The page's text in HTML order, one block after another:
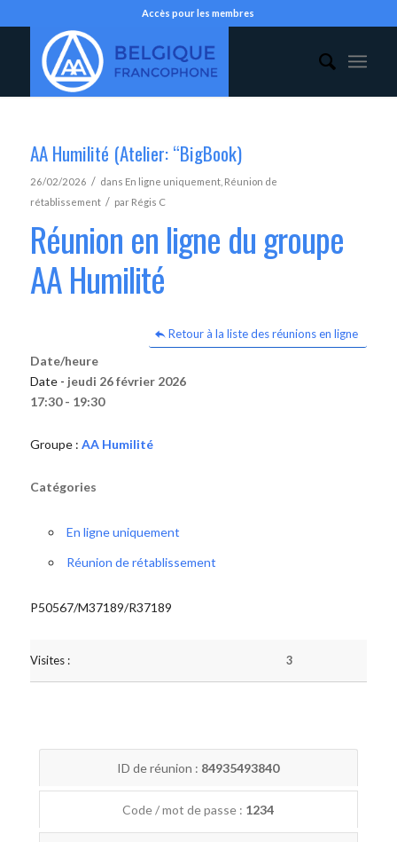
Accès pour les membres
AA Humilité (Atelier: “BigBook)
26/02/2026 / dans En ligne uniquement, Réunion de
rétablissement / par Régis C
Réunion en ligne du groupe
AA Humilité
Retour à la liste des réunions en ligne
Date/heure
Date - jeudi 26 février 2026
17:30 - 19:30
Groupe : AA Humilité
Catégories
En ligne uniquement
Réunion de rétablissement
P50567/M37189/R37189
Visites : 3
ID de réunion : 84935493840
Code / mot de passe : 1234